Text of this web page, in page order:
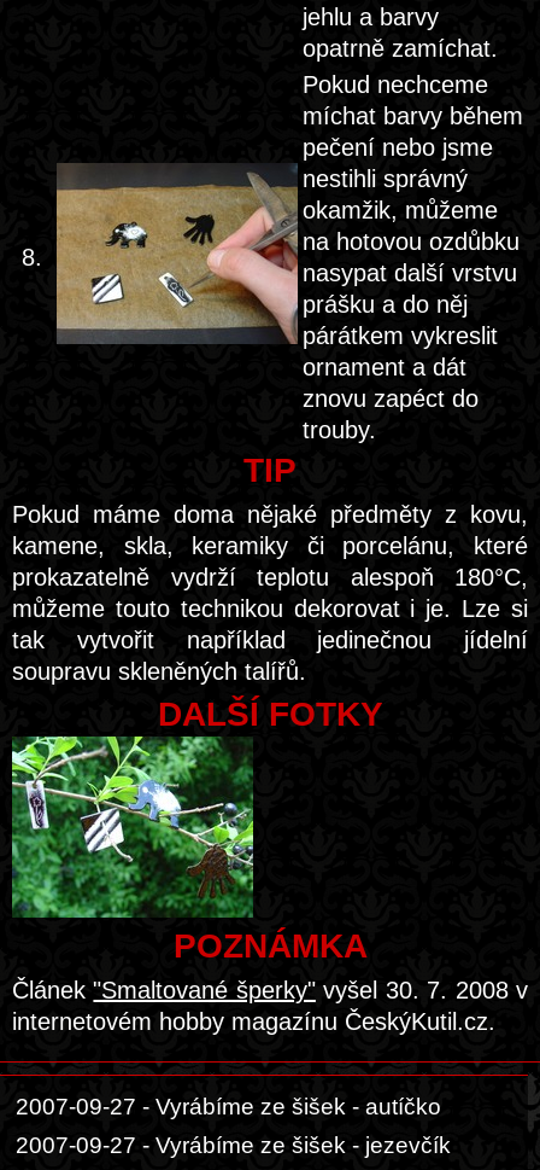
jehlu a barvy
opatrně zamíchat.
8.
Pokud nechceme
míchat barvy během
pečení nebo jsme
nestihli správný
okamžik, můžeme
na hotovou ozdůbku
nasypat další vrstvu
prášku a do něj
párátkem vykreslit
ornament a dát
znovu zapéct do
trouby.
TIP
Pokud máme doma nějaké předměty z kovu,
kamene, skla, keramiky či porcelánu, které
prokazatelně vydrží teplotu alespoň 180°C,
můžeme touto technikou dekorovat i je. Lze si
tak vytvořit například jedinečnou jídelní
soupravu skleněných talířů.
DALŠÍ FOTKY
POZNÁMKA
Článek"Smaltované šperky"vyšel 30. 7. 2008 v
internetovém hobby magazínu ČeskýKutil.cz.
2007-09-27 - Vyrábíme ze šišek - autíčko
2007-09-27 - Vyrábíme ze šišek - jezevčík